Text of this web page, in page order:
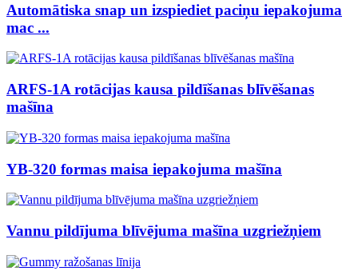
Automātiska snap un izspiediet paciņu iepakojuma
mac ...
ARFS-1A rotācijas kausa pildīšanas blīvēšanas
mašīna
YB-320 formas maisa iepakojuma mašīna
Vannu pildījuma blīvējuma mašīna uzgriežņiem